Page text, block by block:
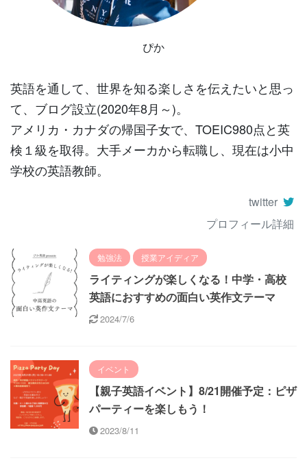
ぴか
英語を通して、世界を知る楽しさを伝えたいと思っ
て、ブログ設立(2020年8月～)。
アメリカ・カナダの帰国子女で、TOEIC980点と英
検１級を取得。大手メーカから転職し、現在は小中
学校の英語教師。
twitter
プロフィール詳細
勉強法 授業アイディア
ライティングが楽しくなる！中学・高校
英語におすすめの面白い英作文テーマ
2024/7/6
イベント
【親子英語イベント】8/21開催予定：ピザ
パーティーを楽しもう！
2023/8/11